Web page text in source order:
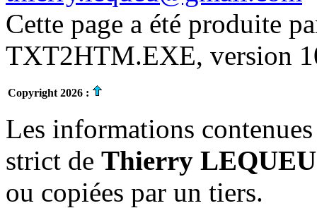
Cette page a été produite
TXT2HTM.EXE, version
Copyright 2026 :
Les informations
strict de Thierry LEQUEU
ou copiées par un tiers.